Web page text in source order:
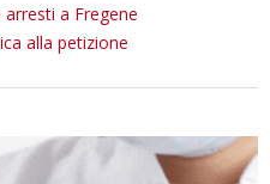
a Fregene
alla petizione